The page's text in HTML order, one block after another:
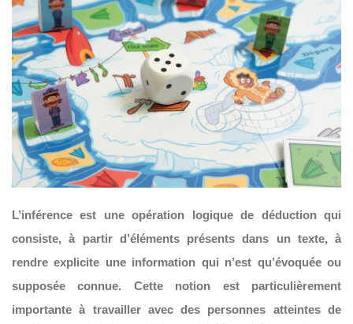
L’inférence est une opération logique de déduction qui
consiste, à partir d’éléments présents dans un texte, à
rendre explicite une information qui n’est qu’évoquée ou
supposée connue. Cette notion est particulièrement
importante à travailler avec des personnes atteintes de